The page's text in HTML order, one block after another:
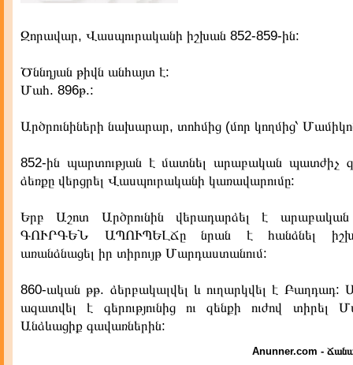
Զորավար, Վասպուրականի իշխան 852-859-ին:
Ծննդյան թիվն անհայտ է:
Մահ. 896թ.:
Արծրունիների նախարար, տոհմից (մոր կողմից՝
852-ին պարտության է մատնել արաբական պատժիչ
ձեռքը վերցրել Վասպուրականի կառավարումը:
Երբ Աշոտ Արծրունին վերադարձել է արաբական
ԳՈՒՐԳԵՆ ԱՊՈՒՊԵԼՃը նրան է հանձնել
առանձնացել իր տիրույթ Մարդաստանում:
860-ական թթ. ձերբակալվել և ուղարկվել է Բաղդադ:
ազատվել է գերությունից ու զենքի ուժով տիրել
Անձևացիք գավառներին:
Anunner.com -